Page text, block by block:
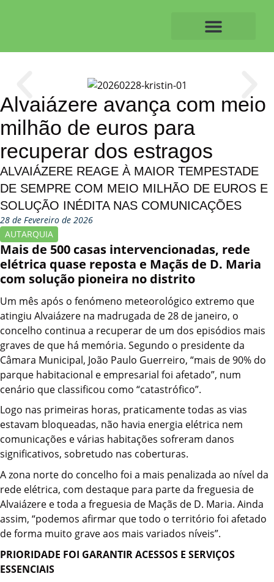
Alvaiázere avança com meio
milhão de euros para
recuperar dos estragos
ALVAIÁZERE REAGE À MAIOR TEMPESTADE
DE SEMPRE COM MEIO MILHÃO DE EUROS E
SOLUÇÃO INÉDITA NAS COMUNICAÇÕES
28 de Fevereiro de 2026
AUTARQUIA
Mais de 500 casas intervencionadas, rede
elétrica quase reposta e Maçãs de D. Maria
com solução pioneira no distrito
Um mês após o fenómeno meteorológico extremo que
atingiu Alvaiázere na madrugada de 28 de janeiro, o
concelho continua a recuperar de um dos episódios mais
graves de que há memória. Segundo o presidente da
Câmara Municipal, João Paulo Guerreiro, “mais de 90% do
parque habitacional e empresarial foi afetado”, num
cenário que classificou como “catastrófico”.
Logo nas primeiras horas, praticamente todas as vias
estavam bloqueadas, não havia energia elétrica nem
comunicações e várias habitações sofreram danos
significativos, sobretudo nas coberturas.
A zona norte do concelho foi a mais penalizada ao nível da
rede elétrica, com destaque para parte da freguesia de
Alvaiázere e toda a freguesia de Maçãs de D. Maria. Ainda
assim, “podemos afirmar que todo o território foi afetado
de forma muito grave aos mais variados níveis”.
PRIORIDADE FOI GARANTIR ACESSOS E SERVIÇOS
ESSENCIAIS